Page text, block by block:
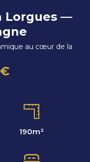
Lorgues —
au cœur de la
190m²